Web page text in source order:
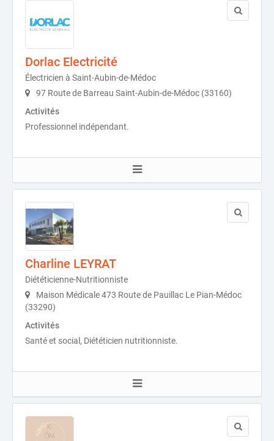
Dorlac Electricité
Électricien à Saint-Aubin-de-Médoc
97 Route de Barreau Saint-Aubin-de-Médoc (33160)
Activités
Professionnel indépendant.
Charline LEYRAT
Diététicienne-Nutritionniste
Maison Médicale 473 Route de Pauillac Le Pian-Médoc
(33290)
Activités
Santé et social, Diététicien nutritionniste.